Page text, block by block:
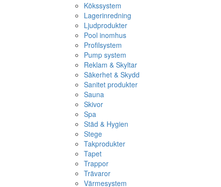
Kökssystem
Lagerinredning
Ljudprodukter
Pool inomhus
Profilsystem
Pump system
Reklam & Skyltar
Säkerhet & Skydd
Sanitet produkter
Sauna
Skivor
Spa
Städ & Hygien
Stege
Takprodukter
Tapet
Trappor
Trävaror
Värmesystem